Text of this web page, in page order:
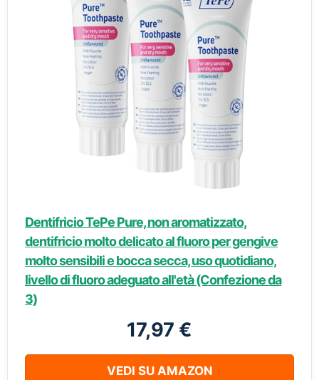
Dentifricio TePe Pure, non aromatizzato,
dentifricio molto delicato al fluoro per gengive
molto sensibili e bocca secca, uso quotidiano,
livello di fluoro adeguato all'età (Confezione da
3)
17,97 €
VEDI SU AMAZON